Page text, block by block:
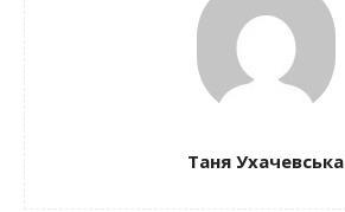
Таня Ухачевська